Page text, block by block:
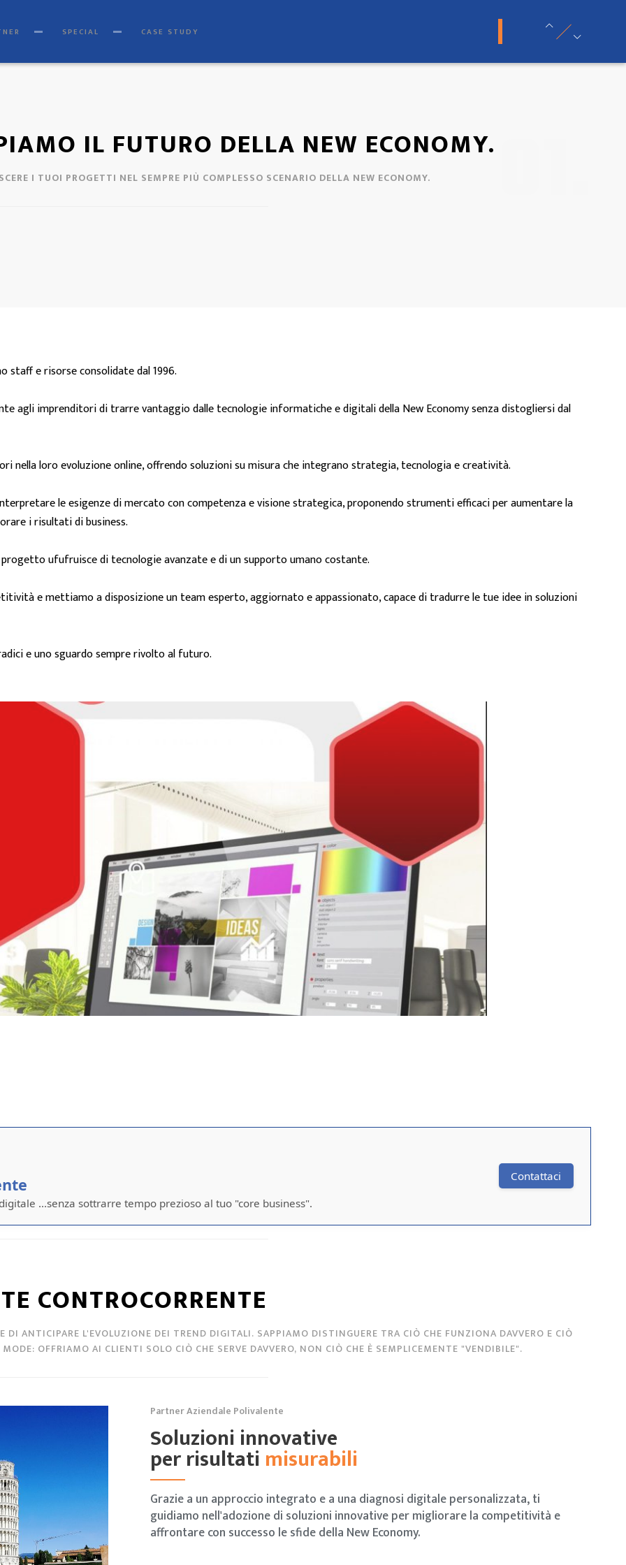
SPECIAL CASE STUDY
IL FUTURO DELLA NEW ECONOMY.
I TUOI PROGETTI NEL SEMPRE PIÙ COMPLESSO SCENARIO DELLA NEW ECONOMY.
staff e risorse consolidate dal 1996.
agli imprenditori di trarre vantaggio dalle tecnologie informatiche e digitali della New Economy senza distogliersi dal
nella loro evoluzione online, offrendo soluzioni su misura che integrano strategia, tecnologia e creatività.
le esigenze di mercato con competenza e visione strategica, proponendo strumenti efficaci per aumentare la
i risultati di business.
ufufruisce di tecnologie avanzate e di un supporto umano costante.
e mettiamo a disposizione un team esperto, aggiornato e appassionato, capace di tradurre le tue idee in soluzioni
e uno sguardo sempre rivolto al futuro.
...senza sottrarre tempo prezioso al tuo "core business".
Contattaci
CONTROCORRENTE
DI ANTICIPARE L'EVOLUZIONE DEI TREND DIGITALI. SAPPIAMO DISTINGUERE TRA CIÒ CHE FUNZIONA DAVVERO E CIÒ
OFFRIAMO AI CLIENTI SOLO CIÒ CHE SERVE DAVVERO, NON CIÒ CHE È SEMPLICEMENTE "VENDIBILE".
Partner Aziendale Polivalente
Soluzioni innovative
per risultati misurabili
Grazie a un approccio integrato e a una diagnosi digitale personalizzata, ti
guidiamo nell'adozione di soluzioni innovative per migliorare la competitività e
affrontare con successo le sfide della New Economy.